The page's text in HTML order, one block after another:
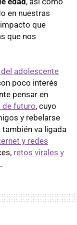
en nuestras
que
que nos
adolescente
poco interés
pensar en
de futuro, cuyo
y rebelarse
va ligada
y redes
retos virales y